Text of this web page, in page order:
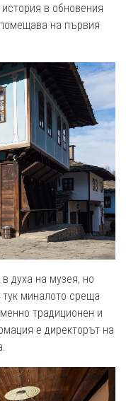
в обновения
на първия
духа на музея, но
тук миналото среща
традиционен и
е директорът на